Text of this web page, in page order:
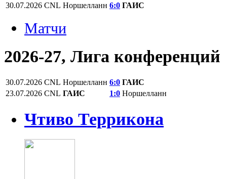
30.07.2026 CNL Норшелланн 6:0 ГАИС
Матчи
2026-27, Лига конференций
30.07.2026 CNL Норшелланн 6:0 ГАИС
23.07.2026 CNL ГАИС 1:0 Норшелланн
Чтиво Террикона